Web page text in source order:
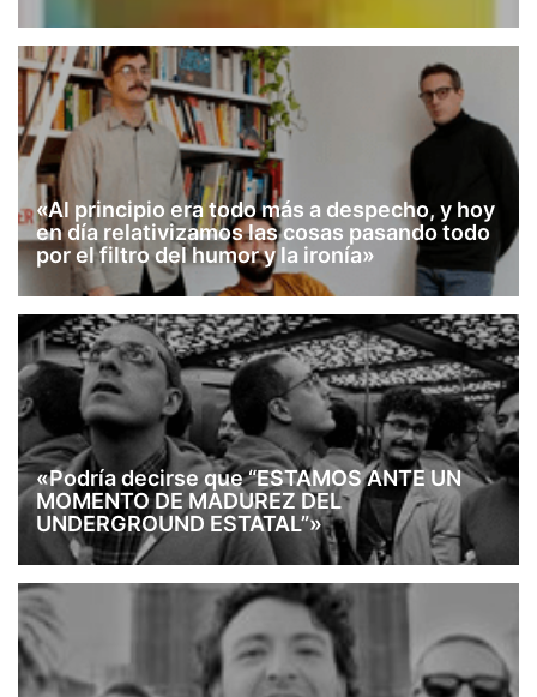
«Al principio era todo más a despecho, y hoy
en día relativizamos las cosas pasando todo
por el filtro del humor y la ironía»
«Podría decirse que “ESTAMOS ANTE UN
MOMENTO DE MADUREZ DEL
UNDERGROUND ESTATAL”»